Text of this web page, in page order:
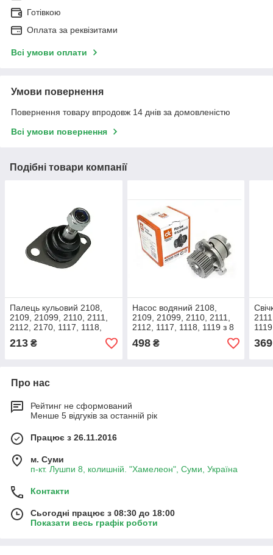
Готівкою
Оплата за реквізитами
Всі умови оплати
Умови повернення
Повернення товару впродовж 14 днів за домовленістю
Всі умови повернення
Подібні товари компанії
Палець кульовий 2108,
2109, 21099, 2110, 2111,
2112, 2170, 1117, 1118,
1119 EuroEx (кульова
опора)
213 ₴
Насос водяний 2108,
2109, 21099, 2110, 2111,
2112, 1117, 1118, 1119 з 8
клапанним мотором ДК
(помпа)_
498₴ 369
Про нас
Рейтинг не сформований
Менше 5 відгуків за останній рік
Працює з 26.11.2016
м. Суми
п-кт. Лушпи 8, колишній. "Хамелеон", Суми, Україна
Контакти
Сьогодні працює з 08:30 до 18:00
Показати весь графік роботи